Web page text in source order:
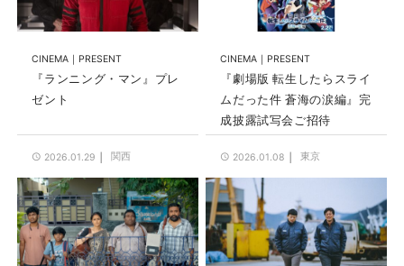
CINEMA PRESENT
『ランニング・マン』プレ
ゼント
2026.01.29 関西
CINEMA PRESENT
『劇場版 転生したらスライ
ムだった件 蒼海の涙編』完
成披露試写会ご招待
2026.01.08 東京